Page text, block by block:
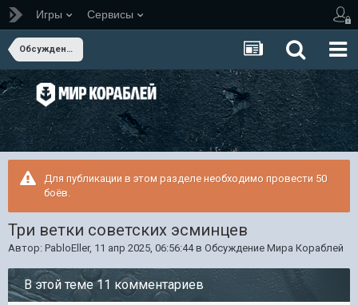
Игры Сервисы
Обсуждение Мира Кораблей
Для публикации в этом разделе необходимо провести 50
боёв.
Три ветки советских эсминцев
Автор: PabloEller, 11 апр 2025, 06:56:44в Обсуждение Мира Кораблей
В этой теме 11 комментариев